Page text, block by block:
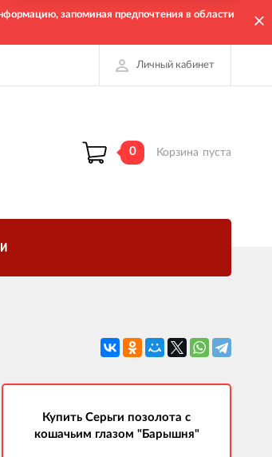
запоминая предпочтения в области
Личный кабинет
0 Корзина пуста
Купить Серьги позолота с
кошачьим глазом "Барышня"